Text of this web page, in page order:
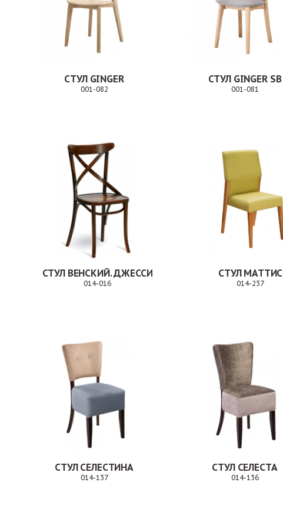
СТУЛ GINGER
001-082
СТУЛ GINGER SB
001-081
СТУЛ ВЕНСКИЙ. ДЖЕССИ
014-016
СТУЛ МАТТИС
014-237
СТУЛ СЕЛЕСТИНА
014-137
СТУЛ СЕЛЕСТА
014-136